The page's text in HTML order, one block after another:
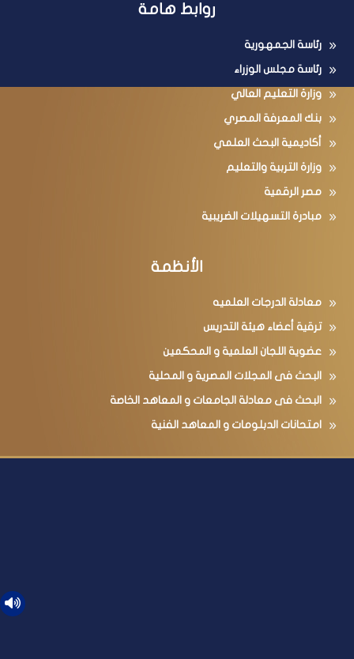
روابط هامة
رئاسة الجمهورية
رئاسة مجلس الوزراء
وزارة التعليم العالي
بنك المعرفة المصري
أكاديمية البحث العلمي
وزارة التربية والتعليم
مصر الرقمية
مبادرة التسهيلات الضريبية
الأنظمة
معادلة الدرجات العلميه
ترقية أعضاء هيئة التدريس
عضوية اللجان العلمية و المحكمين
البحث فى المجلات المصرية و المحلية
البحث فى معادلة الجامعات و المعاهد الخاصة
امتحانات الدبلومات و المعاهد الفنية